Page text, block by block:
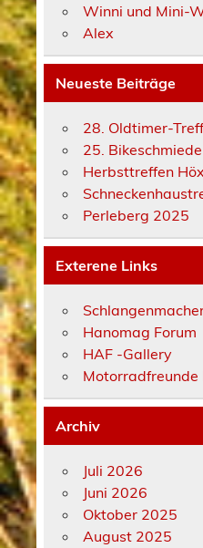
Winni und Mini-
Alex
Neueste Beiträge
28. Oldtimer-
25.
Herbsttreffen
Perleberg 2025
Exterene Links
Hanomag Forum
HAF -Gallery
Motorradfreunde
Archiv
Juli 2026
Juni 2026
Oktober 2025
August 2025